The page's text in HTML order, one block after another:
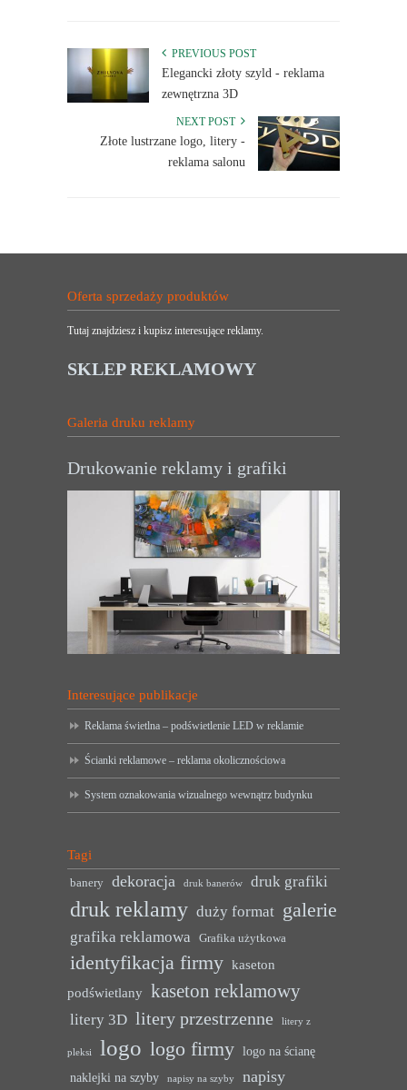
PREVIOUS POST
Elegancki złoty szyld - reklama
zewnętrzna 3D
NEXT POST
Złote lustrzane logo, litery -
reklama salonu
Oferta sprzedaży produktów
Tutaj znajdziesz i kupisz interesujące reklamy.
SKLEP REKLAMOWY
Galeria druku reklamy
Drukowanie reklamy i grafiki
Interesujące publikacje
Reklama świetlna – podświetlenie LED w reklamie
Ścianki reklamowe – reklama okolicznościowa
System oznakowania wizualnego wewnątrz budynku
Tagi
banery dekoracja druk banerów druk grafiki
druk reklamy duży format galerie
grafika reklamowa Grafika użytkowa
identyfikacja firmy kaseton
podświetlany kaseton reklamowy
litery 3D litery przestrzenne litery z
pleksi logo logo firmy logo na ścianę
naklejki na szyby
napisy na szyby
napisy